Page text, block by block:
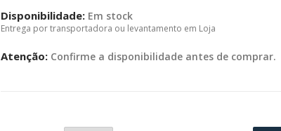
Disponibilidade: Em stock
Entrega por transportadora ou levantamento em Loja
Atenção: Confirme a disponibilidade antes de comprar.